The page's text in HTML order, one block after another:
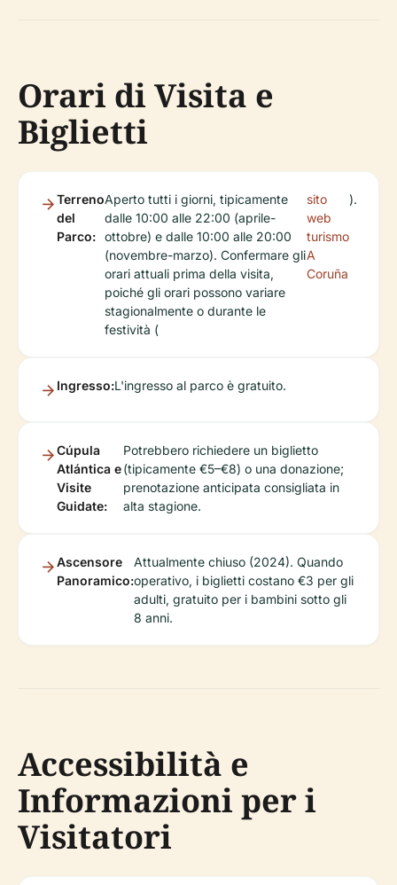
Orari di Visita e
Biglietti
Terreno
del
Parco:
Aperto tutti i giorni, tipicamente
dalle 10:00 alle 22:00 (aprile-
ottobre) e dalle 10:00 alle 20:00
(novembre-marzo). Confermare gli
orari attuali prima della visita,
poiché gli orari possono variare
stagionalmente o durante le
festività (
sito
web
turismo
A
Coruña
).
Ingresso:L'ingresso al parco è gratuito.
Cúpula
Atlántica e
Visite
Guidate:
Potrebbero richiedere un biglietto
(tipicamente €5–€8) o una donazione;
prenotazione anticipata consigliata in
alta stagione.
Ascensore
Panoramico:
Attualmente chiuso (2024). Quando
operativo, i biglietti costano €3 per gli
adulti, gratuito per i bambini sotto gli
8 anni.
Accessibilità e
Informazioni per i
Visitatori